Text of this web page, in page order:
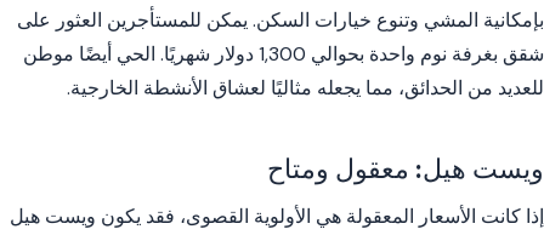
بإمكانية المشي وتنوع خيارات السكن. يمكن للمستأجرين العثور على
شقق بغرفة نوم واحدة بحوالي 1,300 دولار شهريًا. الحي أيضًا موطن
للعديد من الحدائق، مما يجعله مثاليًا لعشاق الأنشطة الخارجية.
ويست هيل: معقول ومتاح
إذا كانت الأسعار المعقولة هي الأولوية القصوى، فقد يكون ويست هيل